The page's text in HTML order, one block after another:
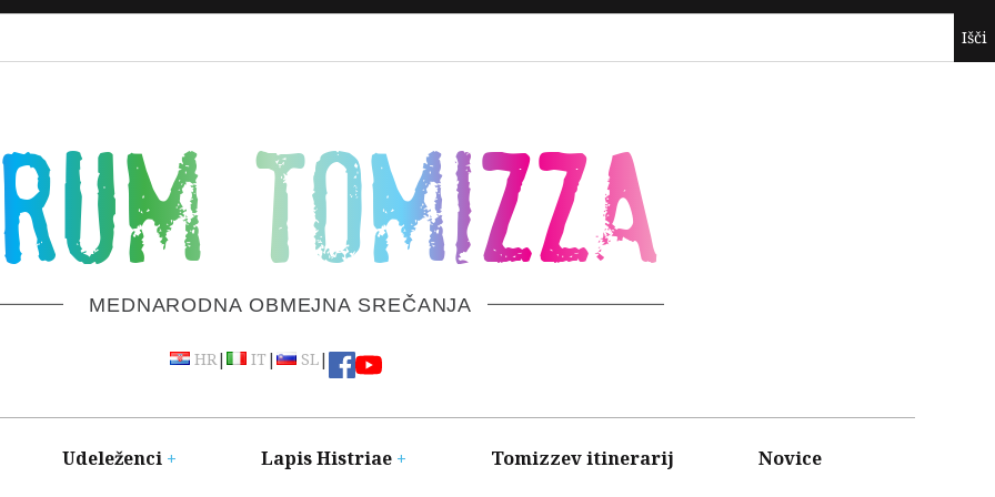
TOMIZZA
MEDNARODNA OBMEJNA SREČANJA
HR| IT | SL|
Udeleženci Lapis Histriae Tomizzev itinerarij Novice